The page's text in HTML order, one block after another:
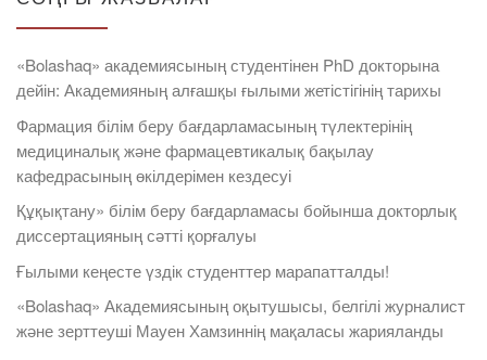
«Bolashaq» академиясының студентінен PhD докторына
дейін: Академияның алғашқы ғылыми жетістігінің тарихы
Фармация білім беру бағдарламасының түлектерінің
медициналық және фармацевтикалық бақылау
кафедрасының өкілдерімен кездесуі
Құқықтану» білім беру бағдарламасы бойынша докторлық
диссертацияның сәтті қорғалуы
Ғылыми кеңесте үздік студенттер марапатталды!
«Bolashaq» Академиясының оқытушысы, белгілі журналист
және зерттеуші Мауен Хамзиннің мақаласы жарияланды